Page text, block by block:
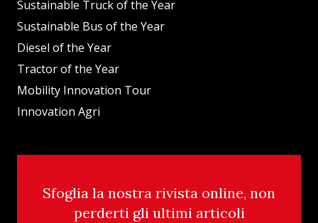
Sustainable Truck of the Year
Sustainable Bus of the Year
Diesel of the Year
Tractor of the Year
Mobility Innovation Tour
Innovation Agri
Sfoglia la nostra rivista online, non
perderti gli ultimi articoli